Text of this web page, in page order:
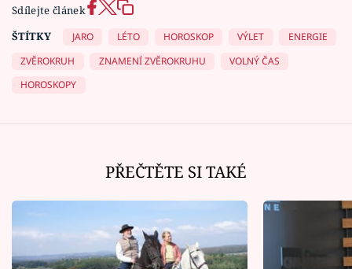
Sdílejte článek
ŠTÍTKY
JARO LÉTO HOROSKOP VÝLET
ENERGIE
ZVĚROKRUH
ZNAMENÍ ZVĚROKRUHU
VOLNÝ ČAS
HOROSKOPY
PŘEČTĚTE SI TAKÉ